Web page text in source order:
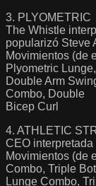
3. PLYOMETRIC
The Whistle
popularizó Steve
Movimientos (de
Plyometric
Double Arm
Combo, Double
Bicep Curl
4. ATHLETIC
CEO interpretada
Movimientos (de
Combo, Triple
Lunge Combo,